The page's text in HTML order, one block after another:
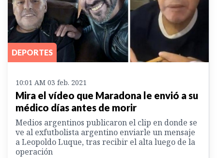
DEPORTES
10:01 AM 03 feb. 2021
Mira el vídeo que Maradona le envió a su
médico días antes de morir
Medios argentinos publicaron el clip en donde se
ve al exfutbolista argentino enviarle un mensaje
a Leopoldo Luque, tras recibir el alta luego de la
operación